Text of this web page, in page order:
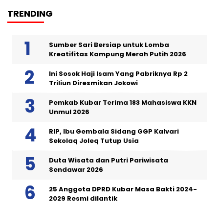
TRENDING
Sumber Sari Bersiap untuk Lomba
Kreatifitas Kampung Merah Putih 2026
Ini Sosok Haji Isam Yang Pabriknya Rp 2
Triliun Diresmikan Jokowi
Pemkab Kubar Terima 183 Mahasiswa KKN
Unmul 2026
RIP, Ibu Gembala Sidang GGP Kalvari
Sekolaq Joleq Tutup Usia
Duta Wisata dan Putri Pariwisata
Sendawar 2026
25 Anggota DPRD Kubar Masa Bakti 2024-
2029 Resmi dilantik